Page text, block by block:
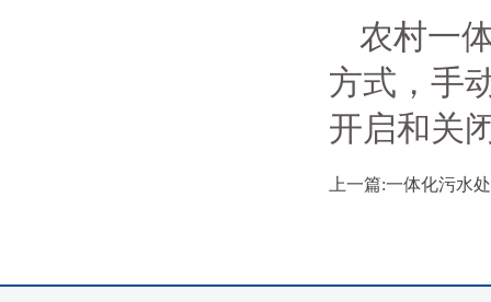
农村一
方式，手
开启和关
上一篇:一体化污水